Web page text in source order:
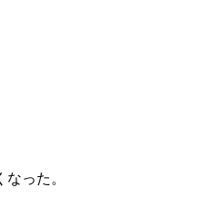
った。